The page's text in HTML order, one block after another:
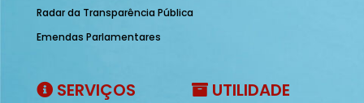
Radar da Transparência Pública
Emendas Parlamentares
SERVIÇOS UTILIDADE